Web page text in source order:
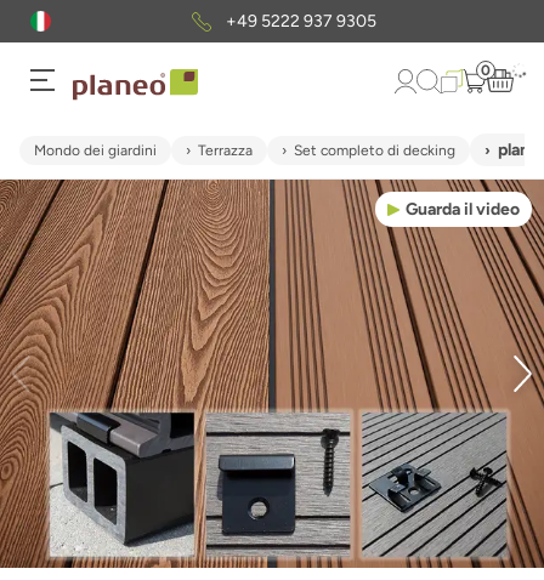
+49 5222 937 9305
0
Mondo dei giardini Terrazza Set completo di decking
Guarda il video